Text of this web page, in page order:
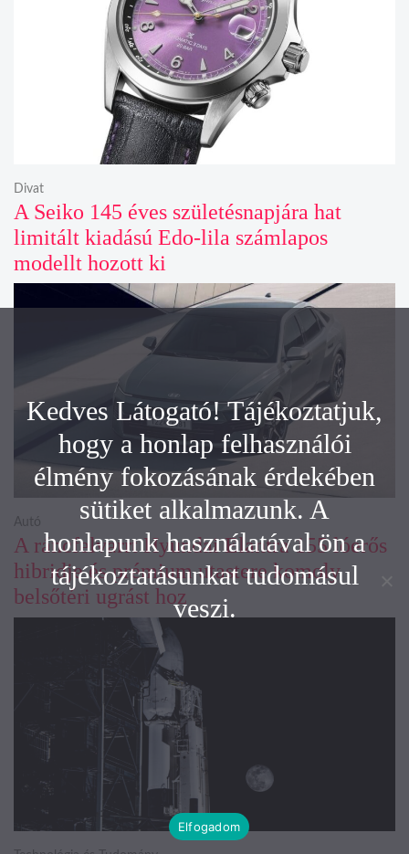
A Seiko 145 éves születésnapjára hat
limitált kiadású Edo-lila számlapos
modellt hozott ki
Divat
A ráncfelvarrt Hyundai Elantra 155 lóerős
hibridje és prémium utastere komoly
belsőtéri ugrást hoz
Autó
Kedves Látogató! Tájékoztatjuk,
hogy a honlap felhasználói
élmény fokozásának érdekében
sütiket alkalmazunk. A
honlapunk használatával ön a
tájékoztatásunkat tudomásul
veszi.
Elfogadom